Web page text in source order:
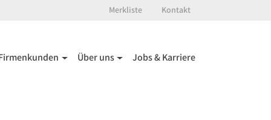
Über uns Jobs & Karriere
Merkliste Kontakt